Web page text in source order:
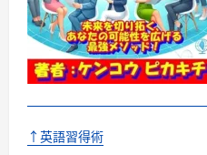
↑英語習得術